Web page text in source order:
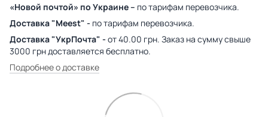
«Новой почтой» по Украине – по тарифам перевозчика.
Доставка "Meest" - по тарифам перевозчика.
Доставка "УкрПочта" - от 40.00 грн. Заказ на сумму свыше
3000 грн доставляется бесплатно.
Подробнее о доставке